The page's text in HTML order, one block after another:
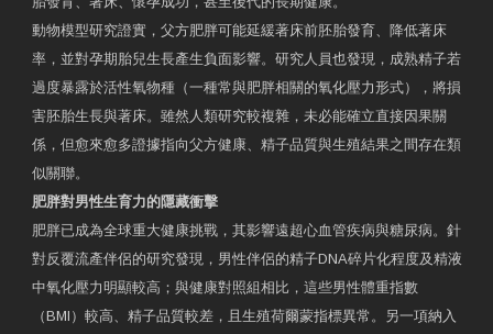
動物模型研究證實，父方肥胖可能延緩著床前胚胎發育、降低著床
率，並對孕期胎兒生長產生負面影響。研究人員也發現，成熟精子若
過度暴露於活性氧物種（一種常與肥胖相關的氧化壓力形式），將損
害胚胎生長與著床。雖然人類研究較複雜，未必能確立直接因果關
係，但愈來愈多證據指向父方健康、精子品質與生殖結果之間存在類
似關聯。
肥胖對男性生育力的隱藏衝擊
肥胖已成為全球重大健康挑戰，其影響遠超心血管疾病與糖尿病。針
對反覆流產伴侶的研究發現，男性伴侶的精子DNA碎片化程度及精液
中氧化壓力明顯較高；與健康對照組相比，這些男性體重指數
（BMI）較高、精子品質較差，且生殖荷爾蒙指標異常。另一項納入